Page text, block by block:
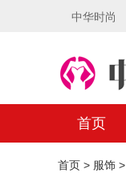
中华时尚
首页
首页 > 服饰 >